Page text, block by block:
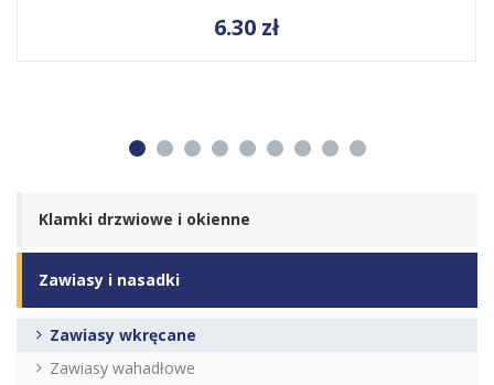
6.30 zł
1 2 3 4 5 6 7 8 9
Klamki drzwiowe i okienne
Zawiasy i nasadki
Zawiasy wkręcane
Zawiasy wahadłowe